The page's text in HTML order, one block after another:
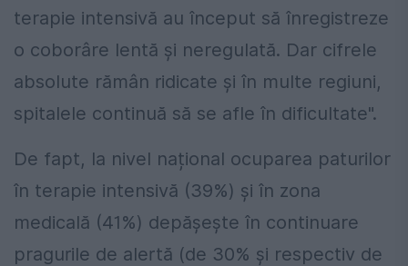
terapie intensivă au început să înregistreze
o coborâre lentă și neregulată. Dar cifrele
absolute rămân ridicate și în multe regiuni,
spitalele continuă să se afle în dificultate".
De fapt, la nivel național ocuparea paturilor
în terapie intensivă (39%) și în zona
medicală (41%) depăşeşte în continuare
pragurile de alertă (de 30% și respectiv de